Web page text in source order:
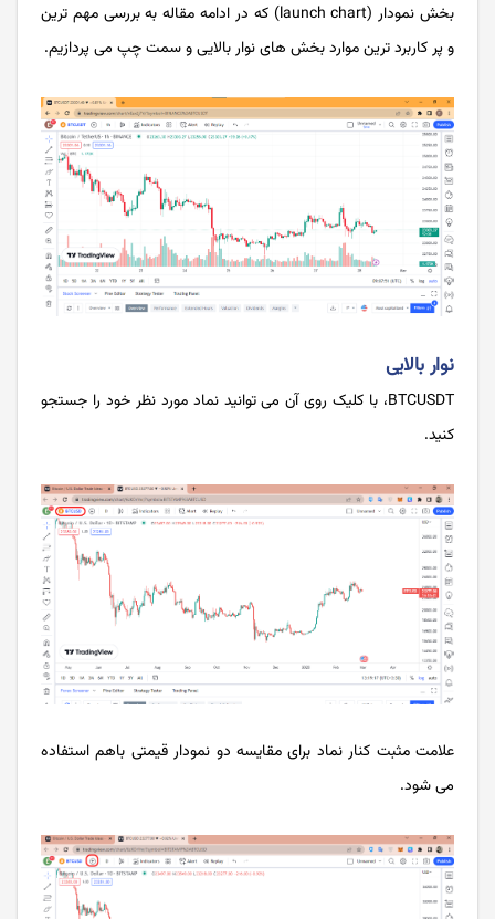
بخش نمودار (launch chart) که در ادامه مقاله به بررسی مهم ترین
و پر کاربرد ترین موارد بخش های نوار بالایی و سمت چپ می پردازیم.
نوار بالایی
BTCUSDT، با کلیک روی آن می توانید نماد مورد نظر خود را جستجو
کنید.
علامت مثبت کنار نماد برای مقایسه دو نمودار قیمتی باهم استفاده
می شود.